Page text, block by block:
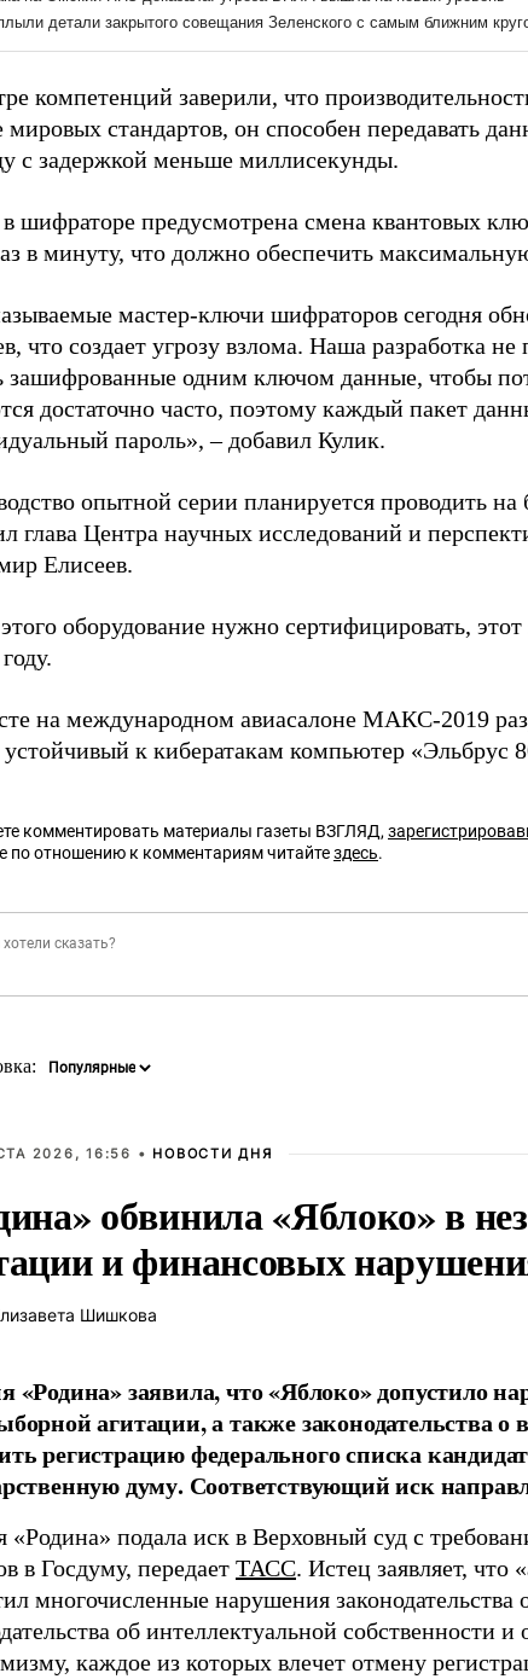
компетенций заверили, что
мировых стандартов, он способен передавать
с задержкой меньше миллисекунды.
шифраторе предусмотрена смена квантовых
в минуту, что должно обеспечить
мастер-ключи шифраторов сегодня
что создает угрозу взлома. Наша разработка
зашифрованные одним ключом данные, чтобы
достаточно часто, поэтому каждый пакет
пароль», – добавил Кулик.
опытной серии планируется проводить
глава Центра научных исследований и
Елисеев.
оборудование нужно сертифицировать,
на международном авиасалоне МАКС-2019
к кибератакам компьютер «Эльбрус
комментировать материалы газеты ВЗГЛЯД,
по отношению к комментариям читайтездесь.
2026, 16:56 • НОВОСТИ ДНЯ
обвинила «Яблоко» в
и финансовых
Шишкова
«Родина» заявила, что «Яблоко» допустило
агитации, а также законодательства о
регистрацию федерального списка
думу. Соответствующий иск
«Родина» подала иск в Верховный суд с
в Госдуму, передает ТАСС. Истец заявляет, что
многочисленные нарушения законодательства
об интеллектуальной собственности и
каждое из которых влечет отмену